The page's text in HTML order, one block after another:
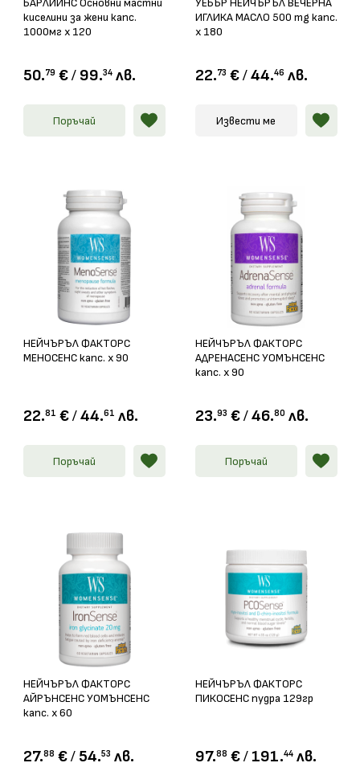
киселини за жени капс.
1000мг х 120
50.79 € / 99.34 лв.
Поръчай
ИГЛИКА МАСЛО 500 mg капс.
х 180
22.73 € / 44.46 лв.
Извести ме
НЕЙЧЪРЪЛ ФАКТОРС
МЕНОСЕНС капс. x 90
22.81 € / 44.61 лв.
Поръчай
НЕЙЧЪРЪЛ ФАКТОРС
АДРЕНАСЕНС УОМЪНСЕНС
капс. х 90
23.93 € / 46.80 лв.
Поръчай
НЕЙЧЪРЪЛ ФАКТОРС
АЙРЪНСЕНС УОМЪНСЕНС
капс. x 60
27.88 € / 54.53 лв.
НЕЙЧЪРЪЛ ФАКТОРС
ПИКОСЕНС пудра 129гр
97.88 € / 191.44 лв.